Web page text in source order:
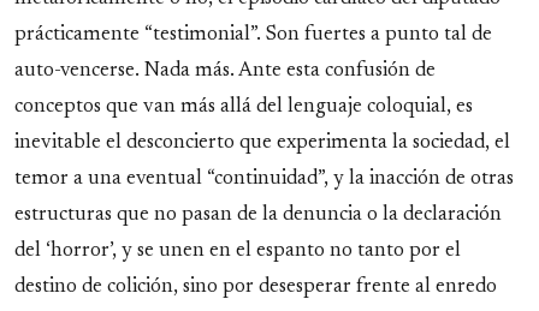
prácticamente “testimonial”. Son fuertes a punto tal de
auto-vencerse. Nada más. Ante esta confusión de
conceptos que van más allá del lenguaje coloquial, es
inevitable el desconcierto que experimenta la sociedad, el
temor a una eventual “continuidad”, y la inacción de otras
estructuras que no pasan de la denuncia o la declaración
del ‘horror’, y se unen en el espanto no tanto por el
destino de colición, sino por desesperar frente al enredo